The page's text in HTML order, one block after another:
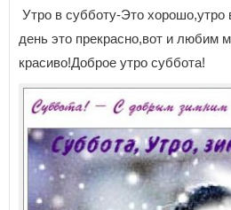
Утро в субботу-Это хорошо,утро
день это прекрасно,вот и любим
красиво!Доброе утро суббота!